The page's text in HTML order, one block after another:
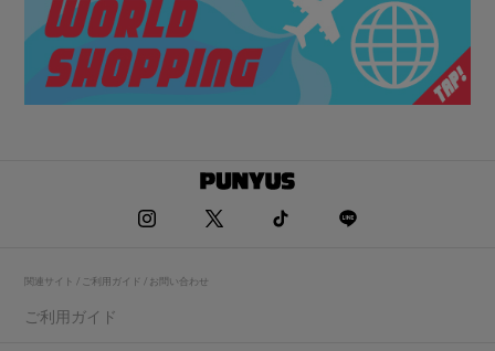
関連サイト / ご利用ガイド / お問い合わせ
ご利用ガイド